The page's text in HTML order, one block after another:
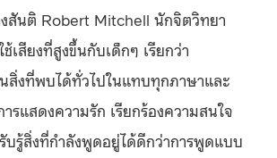
งสันติ Robert Mitchell นักจิตวิทยา
ช้เสียงที่สูงขึ้นกับเด็กๆ เรียกว่า
สิ่งที่พบได้ทั่วไปในแทบทุกภาษาและ
รแสดงความรัก เรียกร้องความสนใจ
บรู้สิ่งที่กำลังพูดอยู่ได้ดีกว่าการพูดแบบ